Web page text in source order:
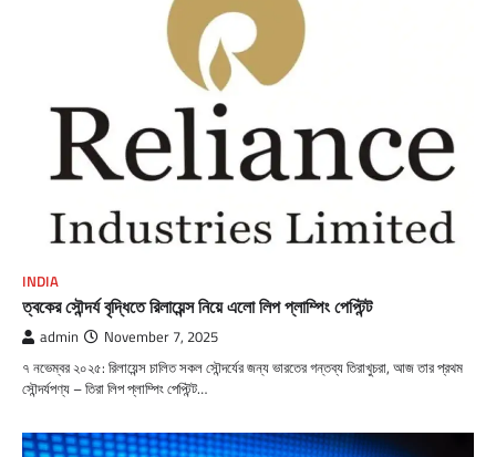
INDIA
ত্বকের সৌন্দর্য বৃদ্ধিতে রিলায়েন্স নিয়ে এলো লিপ প্লাম্পিং পেপ্টিন্ট
admin November 7, 2025
৭ নভেম্বর ২০২৫: রিলায়েন্স চালিত সকল সৌন্দর্যের জন্য ভারতের গন্তব্য তিরাখুচরা, আজ তার প্রথম
সৌন্দর্যপণ্য – তিরা লিপ প্লাম্পিং পেপ্টিন্ট…